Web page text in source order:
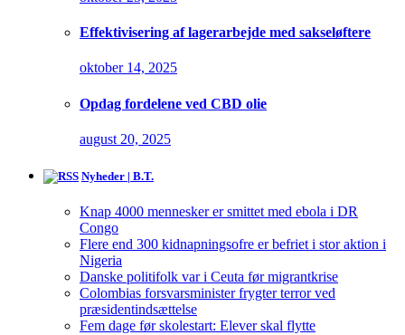
Effektivisering af lagerarbejde med sakseløftere
oktober 14, 2025
Opdag fordelene ved CBD olie
august 20, 2025
Nyheder | B.T.
Knap 4000 mennesker er smittet med ebola i DR
Congo
Flere end 300 kidnapningsofre er befriet i stor aktion i
Nigeria
Danske politifolk var i Ceuta før migrantkrise
Colombias forsvarsminister frygter terror ved
præsidentindsættelse
Fem dage før skolestart: Elever skal flytte